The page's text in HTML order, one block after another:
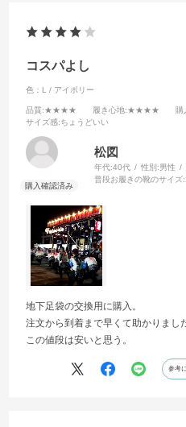
コスパよし
色：L / アイボリー
品質:★★★★ 履き心地:★★★★ 購
サイズ感:ちょうどいい
松図
年代:40代 性別:男性
普段お履きの靴のサイズ:
地下足袋の交換用に購入。
注文から到着まで早くて助かりまし
この値段は安いと思う。
参考